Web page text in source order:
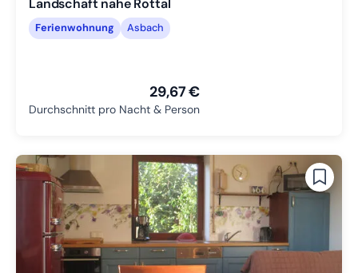
Landschaft nahe Rottal
Ferienwohnung Asbach
29,67 €
Durchschnitt pro Nacht & Person